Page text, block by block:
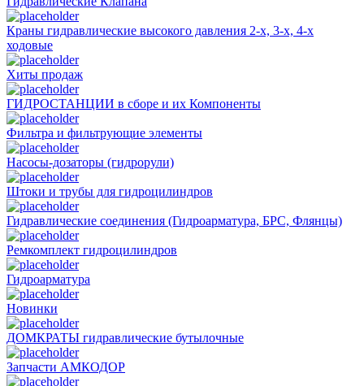
Краны гидравлические высокого давления 2-х, 3-х, 4-х
ходовые
Хиты продаж
ГИДРОСТАНЦИИ в сборе и их Компоненты
Фильтра и фильтрующие элементы
Насосы-дозаторы (гидрорули)
Штоки и трубы для гидроцилиндров
Гидравлические соединения (Гидроарматура, БРС, Флянцы)
Ремкомплект гидроцилиндров
Гидроарматура
Новинки
ДОМКРАТЫ гидравлические бутылочные
Запчасти АМКОДОР